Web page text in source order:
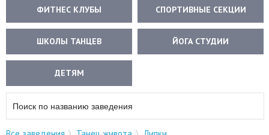
ФИТНЕС КЛУБЫ СПОРТИВНЫЕ СЕКЦИИ
ШКОЛЫ ТАНЦЕВ ЙОГА СТУДИИ
ДЕТЯМ